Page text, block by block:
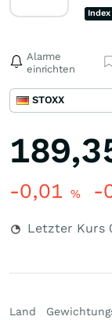
Index
Alarme
einrichten
STOXX
-0,01 % -
Letzter Kurs
Land